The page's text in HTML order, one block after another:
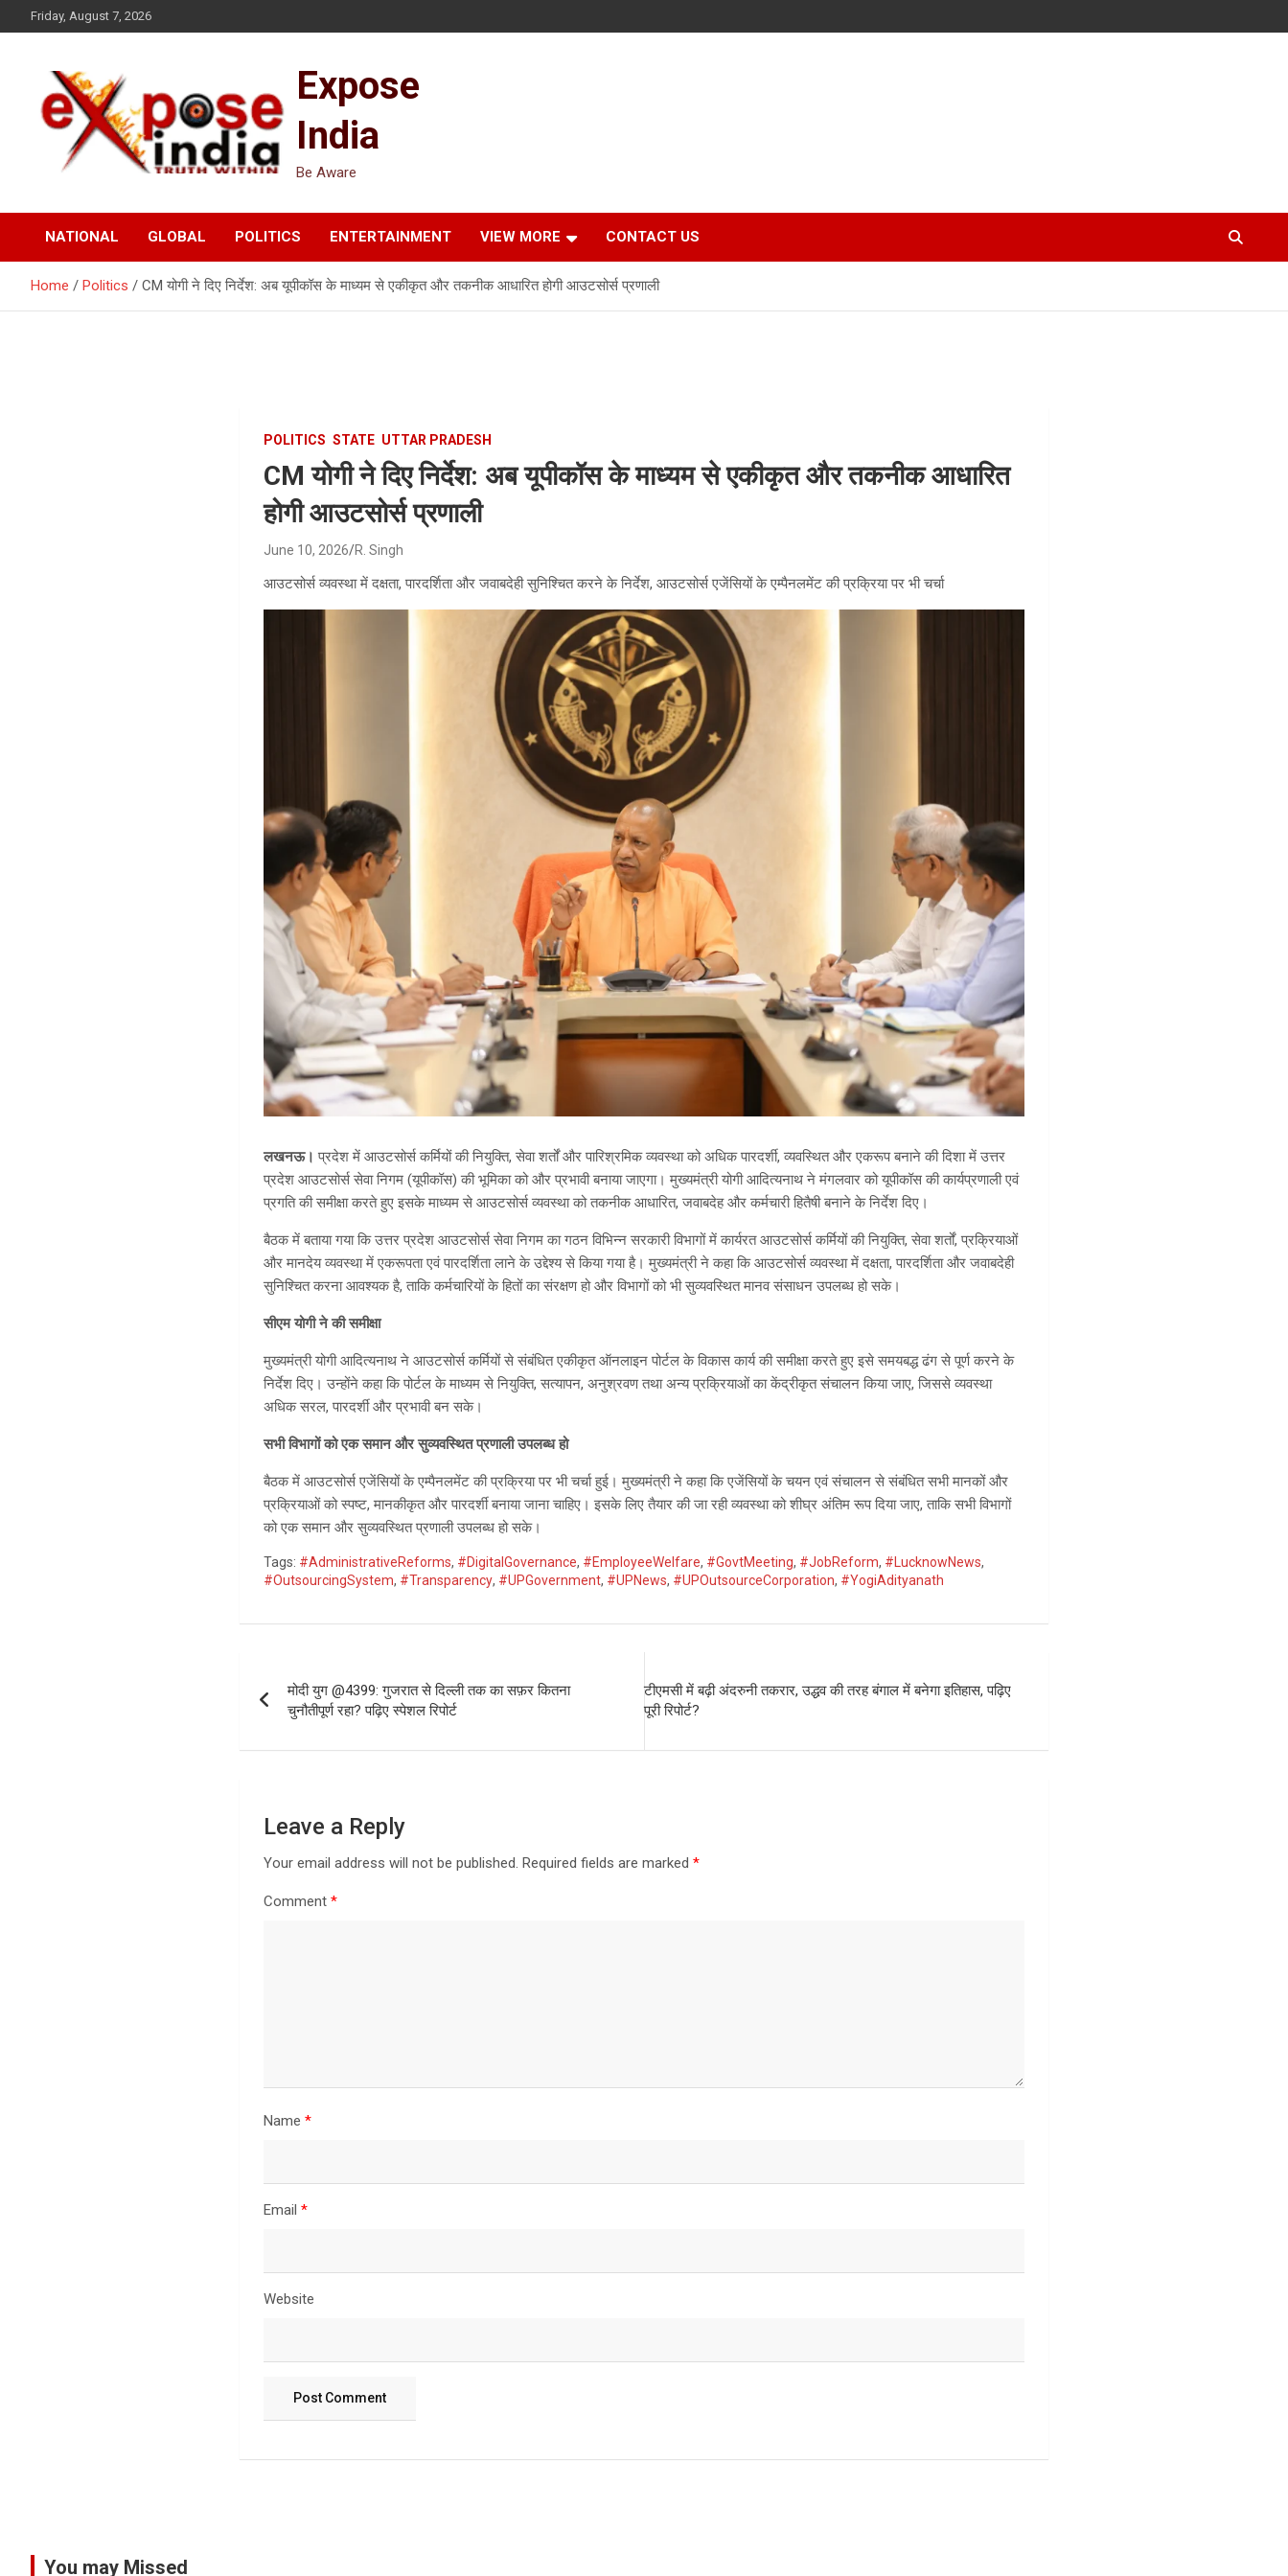
to
Friday, August 7, 2026
Expose
India
Be Aware
NATIONAL GLOBAL POLITICS ENTERTAINMENT VIEW MORE CONTACT US
Home Politics CM योगी ने दिए निर्देश: अब यूपीकॉस के माध्यम से एकीकृत और तकनीक आधारित होगी आउटसोर्स प्रणाली
POLITICS STATE UTTAR PRADESH
CM योगी ने दिए निर्देश: अब यूपीकॉस के माध्यम से एकीकृत और तकनीक आधारित
होगी आउटसोर्स प्रणाली
June 10, 2026 R. Singh
आउटसोर्स व्यवस्था में दक्षता, पारदर्शिता और जवाबदेही सुनिश्चित करने के निर्देश, आउटसोर्स एजेंसियों के एम्पैनलमेंट की प्रक्रिया पर भी चर्चा
लखनऊ। प्रदेश में आउटसोर्स कर्मियों की नियुक्ति, सेवा शर्तों और पारिश्रमिक व्यवस्था को अधिक पारदर्शी, व्यवस्थित और एकरूप बनाने की दिशा में उत्तर
प्रदेश आउटसोर्स सेवा निगम (यूपीकॉस) की भूमिका को और प्रभावी बनाया जाएगा। मुख्यमंत्री योगी आदित्यनाथ ने मंगलवार को यूपीकॉस की कार्यप्रणाली एवं
प्रगति की समीक्षा करते हुए इसके माध्यम से आउटसोर्स व्यवस्था को तकनीक आधारित, जवाबदेह और कर्मचारी हितैषी बनाने के निर्देश दिए।
बैठक में बताया गया कि उत्तर प्रदेश आउटसोर्स सेवा निगम का गठन विभिन्न सरकारी विभागों में कार्यरत आउटसोर्स कर्मियों की नियुक्ति, सेवा शर्तों, प्रक्रियाओं
और मानदेय व्यवस्था में एकरूपता एवं पारदर्शिता लाने के उद्देश्य से किया गया है। मुख्यमंत्री ने कहा कि आउटसोर्स व्यवस्था में दक्षता, पारदर्शिता और जवाबदेही
सुनिश्चित करना आवश्यक है, ताकि कर्मचारियों के हितों का संरक्षण हो और विभागों को भी सुव्यवस्थित मानव संसाधन उपलब्ध हो सके।
सीएम योगी ने की समीक्षा
मुख्यमंत्री योगी आदित्यनाथ ने आउटसोर्स कर्मियों से संबंधित एकीकृत ऑनलाइन पोर्टल के विकास कार्य की समीक्षा करते हुए इसे समयबद्ध ढंग से पूर्ण करने के
निर्देश दिए। उन्होंने कहा कि पोर्टल के माध्यम से नियुक्ति, सत्यापन, अनुश्रवण तथा अन्य प्रक्रियाओं का केंद्रीकृत संचालन किया जाए, जिससे व्यवस्था
अधिक सरल, पारदर्शी और प्रभावी बन सके।
सभी विभागों को एक समान और सुव्यवस्थित प्रणाली उपलब्ध हो
बैठक में आउटसोर्स एजेंसियों के एम्पैनलमेंट की प्रक्रिया पर भी चर्चा हुई। मुख्यमंत्री ने कहा कि एजेंसियों के चयन एवं संचालन से संबंधित सभी मानकों और
प्रक्रियाओं को स्पष्ट, मानकीकृत और पारदर्शी बनाया जाना चाहिए। इसके लिए तैयार की जा रही व्यवस्था को शीघ्र अंतिम रूप दिया जाए, ताकि सभी विभागों
को एक समान और सुव्यवस्थित प्रणाली उपलब्ध हो सके।
Tags: #AdministrativeReforms, #DigitalGovernance, #EmployeeWelfare, #GovtMeeting, #JobReform, #LucknowNews,
#OutsourcingSystem, #Transparency, #UPGovernment, #UPNews, #UPOutsourceCorporation, #YogiAdityanath
navigation
मोदी युग @4399: गुजरात से दिल्ली तक का सफ़र कितना
चुनौतीपूर्ण रहा? पढ़िए स्पेशल रिपोर्ट
टीएमसी में बढ़ी अंदरुनी तकरार, उद्धव की तरह बंगाल में बनेगा इतिहास, पढ़िए
पूरी रिपोर्ट?
Leave a Reply
Your email address will not be published. Required fields are marked*
Comment*
Name*
Email*
Website
You may Missed